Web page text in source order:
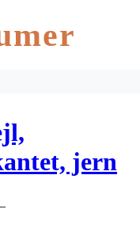
jern
cm